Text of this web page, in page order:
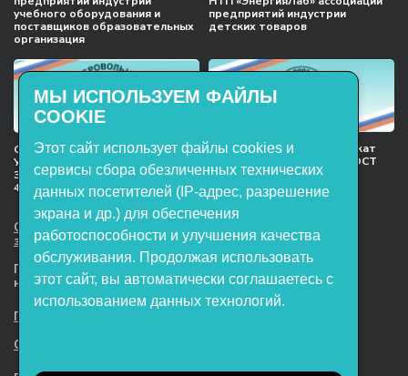
учебного оборудования и
поставщиков образовательных
организация
предприятий индустрии
детских товаров
Сертификат соответствия
Учебное оборудование, марки
ЭнергияЛаб ТУ 32.99.53–001–
47627947–2021 Серийный выпуск
Международный сертификат
менеджмента качества ГОСТ
ISO 9001:2015
ООО НТП «ЭнергияЛаб». Все права
защищены.
Представленная на сайте информация
не является публичной офертой
Пользовательское соглашение
Согласие на обработку персональных данных
МЫ ИСПОЛЬЗУЕМ ФАЙЛЫ
COOKIE
Этот сайт использует файлы cookies и
сервисы сбора обезличенных технических
данных посетителей (IP-адрес, разрешение
экрана и др.) для обеспечения
работоспособности и улучшения качества
обслуживания. Продолжая использовать
этот сайт, вы автоматически соглашаетесь с
использованием данных технологий.